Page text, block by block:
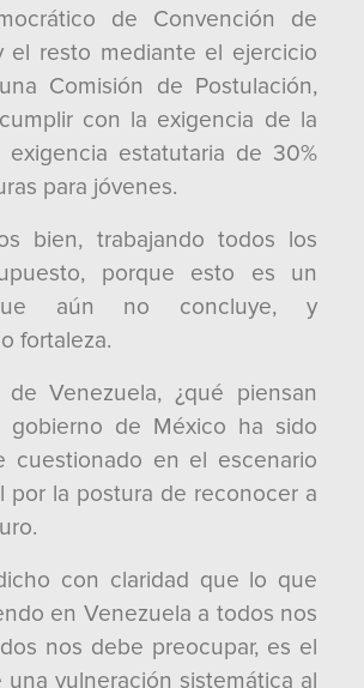
de Convención de
el resto mediante el ejercicio
Comisión de Postulación,
con la exigencia de la
estatutaria de 30%
para jóvenes.
bien, trabajando todos los
porque esto es un
aún no concluye, y
fortaleza.
de Venezuela, ¿qué piensan
gobierno de México ha sido
cuestionado en el escenario
por la postura de reconocer a
con claridad que lo que
en Venezuela a todos nos
nos debe preocupar, es el
una vulneración sistemática al